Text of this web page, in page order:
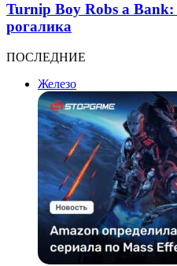
Turnip Boy Robs a
рогалика
ПОСЛЕДНИЕ
Железо